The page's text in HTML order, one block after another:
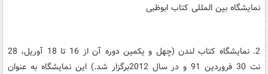
نمایشگاه بین المللی کتاب ابوظبی
2. نمایشگاه کتاب لندن (چهل و یکمین دوره آن از 16 تا 18 آوریل، 28
نت 30 فروردین 91 و در سال 2012برگزار شد.) این نمایشگاه به عنوان